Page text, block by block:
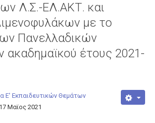
Λ.Σ.-ΕΛ.ΑΚΤ. και
με το
Πανελλαδικών
ακαδημαϊκού έτους 2021-
Ε' Εκπαιδευτικών Θεμάτων
Μαϊος 2021